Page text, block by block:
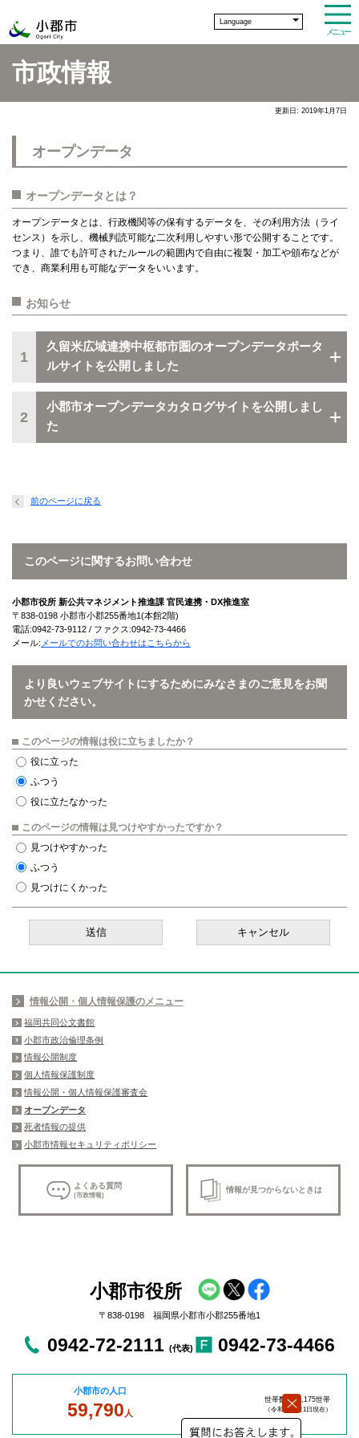
Language
メニュー
市政情報
更新日: 2019年1月7日
オープンデータ
オープンデータとは？
オープンデータとは、行政機関等の保有するデータを、その利用方法（ライ
センス）を示し、機械判読可能な二次利用しやすい形で公開することです。
つまり、誰でも許可されたルールの範囲内で自由に複製・加工や頒布などが
でき、商業利用も可能なデータをいいます。
お知らせ
1
久留米広域連携中枢都市圏のオープンデータポータ
ルサイトを公開しました
2
小郡市オープンデータカタログサイトを公開しまし
た
前のページに戻る
このページに関するお問い合わせ
小郡市役所 新公共マネジメント推進課 官民連携・DX推進室
〒838-0198 小郡市小郡255番地1(本館2階)
電話:0942-73-9112 / ファクス:0942-73-4466
メール: メールでのお問い合わせはこちらから
より良いウェブサイトにするためにみなさまのご意見をお聞
かせください。
このページの情報は役に立ちましたか？
役に立った
ふつう
役に立たなかった
このページの情報は見つけやすかったですか？
見つけやすかった
ふつう
見つけにくかった
情報公開・個人情報保護のメニュー
福岡共同公文書館
小郡市政治倫理条例
情報公開制度
個人情報保護制度
情報公開・個人情報保護審査会
オープンデータ
死者情報の提供
小郡市情報セキュリティポリシー
よくある質問
(市政情報)
情報が見つからないときは
小郡市役所
〒838-0198 福岡県小郡市小郡255番地1
0942-72-2111 (代表) 0942-73-4466
小郡市の人口
59,790 人
世帯数：27,175世帯
（令和8年8月1日現在）